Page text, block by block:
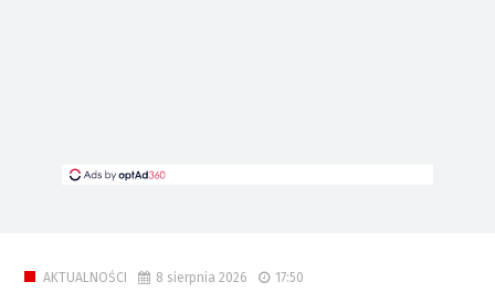
AKTUALNOŚCI 8 sierpnia 2026 17:50